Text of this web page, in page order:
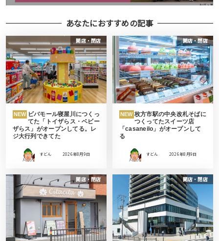
あなたにおすすめの記事
開店・閉店
NEW ビバモール寝屋川につくっ
てた「トイザらス・ベビー
ザらス」がオープンしてる。レ
ジ大行列できてた
すどん 2026年8月9日
開店・閉店
NEW 枚方市駅の中央改札そばに
つくってたスイーツ店
「casaneilo」がオープンして
る
すどん 2026年8月9日
開店・閉店 開店・閉店